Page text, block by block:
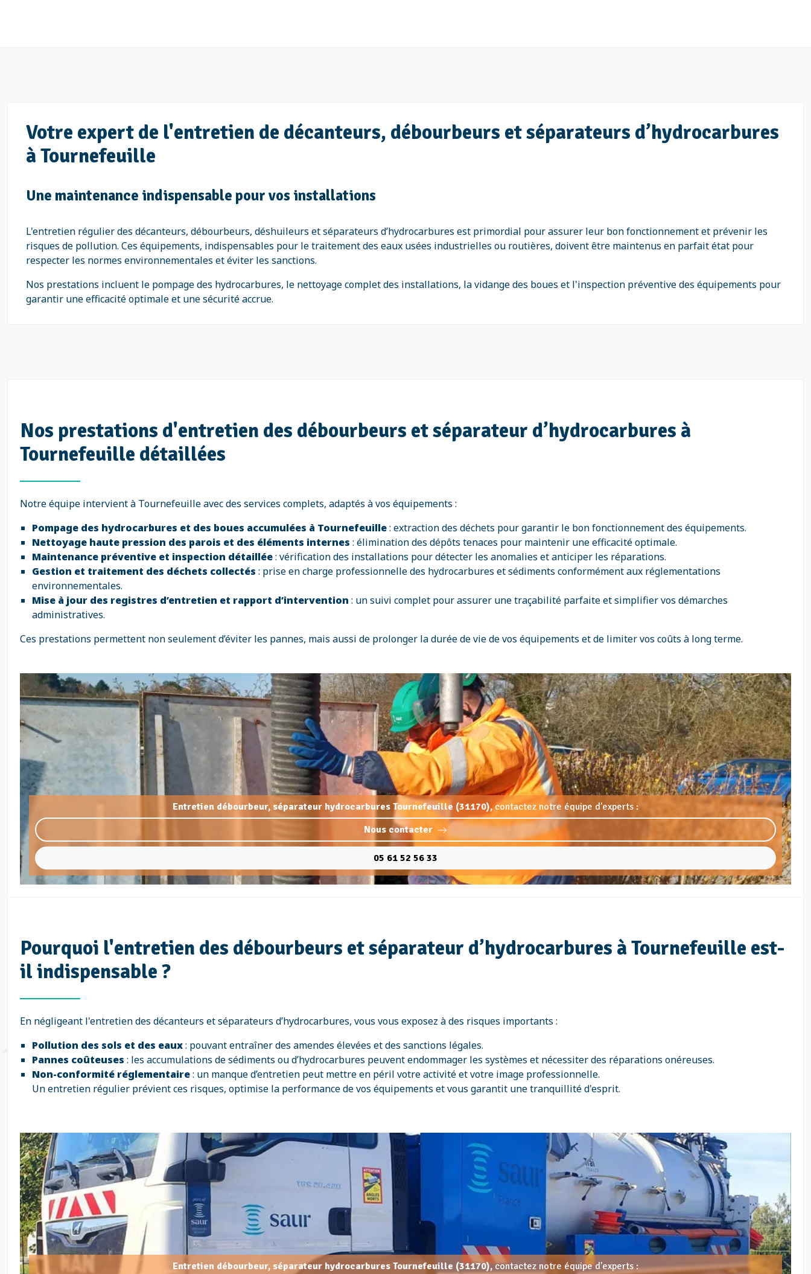
Votre expert de l'entretien de décanteurs, débourbeurs et séparateurs d’hydrocarbures
à Tournefeuille
Une maintenance indispensable pour vos installations
L'entretien régulier des décanteurs, débourbeurs, déshuileurs et séparateurs d’hydrocarbures est primordial pour assurer leur bon fonctionnement et prévenir les
risques de pollution. Ces équipements, indispensables pour le traitement des eaux usées industrielles ou routières, doivent être maintenus en parfait état pour
respecter les normes environnementales et éviter les sanctions.
Nos prestations incluent le pompage des hydrocarbures, le nettoyage complet des installations, la vidange des boues et l'inspection préventive des équipements pour
garantir une efficacité optimale et une sécurité accrue.
Nos prestations d'entretien des débourbeurs et séparateur d’hydrocarbures à
Tournefeuille détaillées
Notre équipe intervient à Tournefeuille avec des services complets, adaptés à vos équipements :
Pompage des hydrocarbures et des boues accumulées à Tournefeuille: extraction des déchets pour garantir le bon fonctionnement des équipements.
Nettoyage haute pression des parois et des éléments internes : élimination des dépôts tenaces pour maintenir une efficacité optimale.
Maintenance préventive et inspection détaillée: vérification des installations pour détecter les anomalies et anticiper les réparations.
Gestion et traitement des déchets collectés : prise en charge professionnelle des hydrocarbures et sédiments conformément aux réglementations
environnementales.
Mise à jour des registres d’entretien et rapport d’intervention : un suivi complet pour assurer une traçabilité parfaite et simplifier vos démarches
administratives.
Ces prestations permettent non seulement d’éviter les pannes, mais aussi de prolonger la durée de vie de vos équipements et de limiter vos coûts à long terme.
Entretien débourbeur, séparateur hydrocarbures Tournefeuille (31170),contactez notre équipe d'experts :
Nous contacter
05 61 52 56 33
Pourquoi l'entretien des débourbeurs et séparateur d’hydrocarbures à Tournefeuille est-
il indispensable ?
En négligeant l'entretien des décanteurs et séparateurs d’hydrocarbures, vous vous exposez à des risques importants :
Pollution des sols et des eaux: pouvant entraîner des amendes élevées et des sanctions légales.
Pannes coûteuses : les accumulations de sédiments ou d’hydrocarbures peuvent endommager les systèmes et nécessiter des réparations onéreuses.
Non-conformité réglementaire: un manque d’entretien peut mettre en péril votre activité et votre image professionnelle.
Un entretien régulier prévient ces risques, optimise la performance de vos équipements et vous garantit une tranquillité d'esprit.
Entretien débourbeur, séparateur hydrocarbures Tournefeuille (31170),contactez notre équipe d'experts :